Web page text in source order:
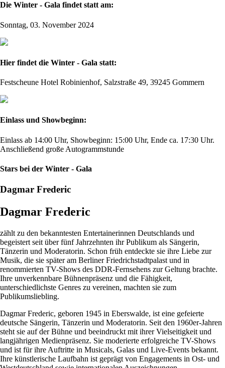
Die Winter - Gala findet statt am:
Sonntag, 03. November 2024
Hier findet die Winter - Gala statt:
Festscheune Hotel Robinienhof, Salzstraße 49, 39245 Gommern
Einlass und Showbeginn:
Einlass ab 14:00 Uhr, Showbeginn: 15:00 Uhr, Ende ca. 17:30 Uhr.
Anschließend große Autogrammstunde
Stars bei der Winter - Gala
Dagmar Frederic
Dagmar Frederic
zählt zu den bekanntesten Entertainerinnen Deutschlands und
begeistert seit über fünf Jahrzehnten ihr Publikum als Sängerin,
Tänzerin und Moderatorin. Schon früh entdeckte sie ihre Liebe zur
Musik, die sie später am Berliner Friedrichstadtpalast und in
renommierten TV-Shows des DDR-Fernsehens zur Geltung brachte.
Ihre unverkennbare Bühnenpräsenz und die Fähigkeit,
unterschiedlichste Genres zu vereinen, machten sie zum
Publikumsliebling.
Dagmar Frederic, geboren 1945 in Eberswalde, ist eine gefeierte
deutsche Sängerin, Tänzerin und Moderatorin. Seit den 1960er-Jahren
steht sie auf der Bühne und beeindruckt mit ihrer Vielseitigkeit und
langjährigen Medienpräsenz. Sie moderierte erfolgreiche TV-Shows
und ist für ihre Auftritte in Musicals, Galas und Live-Events bekannt.
Ihre künstlerische Laufbahn ist geprägt von Engagements in Ost- und